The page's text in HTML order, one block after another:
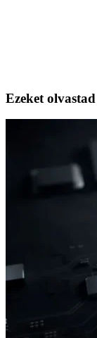
Ezeket